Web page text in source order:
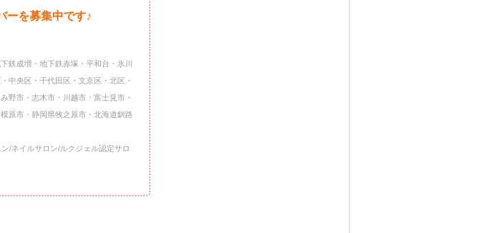
ーを募集中です♪
鉄成増・地下鉄赤塚・平和台・氷川
中央区・千代田区・文京区・北区・
野市・志木市・川越市・富士見市・
原市・静岡県牧之原市・北海道釧路
/ネイルサロン/ルクジェル認定サロ